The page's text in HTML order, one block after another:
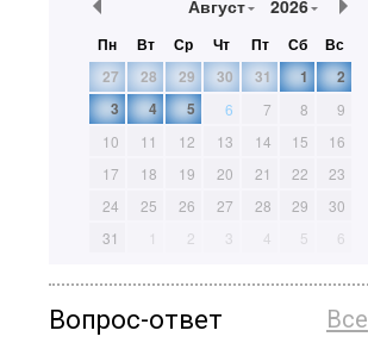
Август 2026
Пн Вт Ср Чт Пт Сб
Вс
27
28 29 30 31 1
2
3
4 5 6 7 8
9
10
11 12 13 14 15
16
17
18 19 20 21 22
23
24
25 26 27 28 29
30
31
1 2 3 4 5 6
Все
Вопрос-ответ